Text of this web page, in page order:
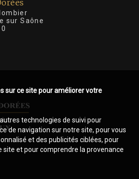
sur Saône
sur ce site pour améliorer votre
technologies de suivi pour
de navigation sur notre site, pour vous
et des publicités ciblées, pour
site et pour comprendre la provenance